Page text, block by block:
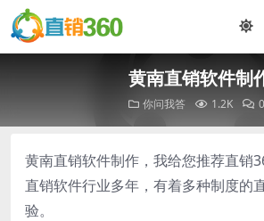
黄南直销软件制
你问我答 1.2K 0
黄南直销软件制作，我给您推荐直销
直销软件行业多年，有着多种制度的
验。